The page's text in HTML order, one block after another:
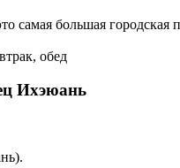
самая большая
обед
Ихэюань